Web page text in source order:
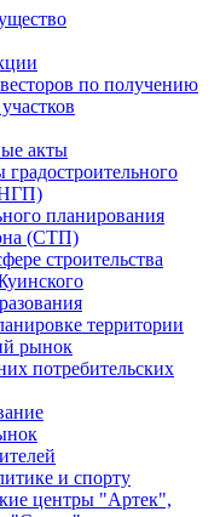
по получению
акты
планирования
(СТП)
строительства
территории
рынок
потребительских
и спорту
центры "Артек",